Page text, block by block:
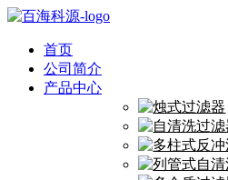
首页
公司简介
产品中心